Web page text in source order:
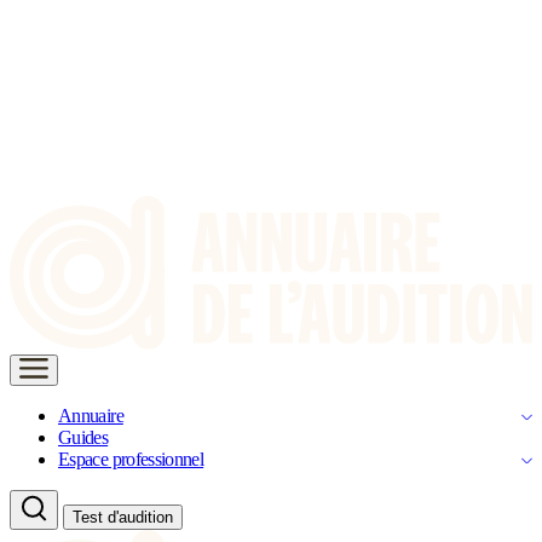
Annuaire
Guides
Espace professionnel
Test d'audition